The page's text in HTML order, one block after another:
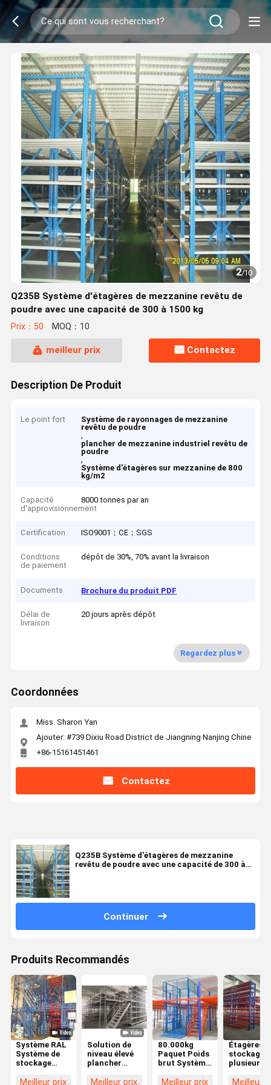
2/10
Q235B Système d'étagères de mezzanine revêtu de
poudre avec une capacité de 300 à 1500 kg
Prix：50 MOQ：10
meilleur prix Contactez
Description De Produit
Le point fort
Système de rayonnages de mezzanine
revêtu de poudre
,
plancher de mezzanine industriel revêtu de
poudre
,
Système d'étagères sur mezzanine de 800
kg/m2
Capacité
d'approvisionnement
8000 tonnes par an
Certification ISO9001；CE；SGS
Conditions
de paiement
dépôt de 30%, 70% avant la livraison
Documents Brochure du produit PDF
Délai de
livraison
20 jours après dépôt
Regardez plus
Coordonnées
Miss. Sharon Yan
Ajouter: #739 Dixiu Road District de Jiangning Nanjing Chine
+86-15161451461
Contactez
Q235B Système d'étagères de mezzanine
revêtu de poudre avec une capacité de 300 à
Continuer
Produits Recommandés
Système RAL
Système de
stockage
mézanine
Meilleur prix
Solution de
niveau élevé
plancher
niveaux avec
Meilleur prix
80.000kg
Paquet Poids
brut Système
mézanine
Meilleur prix
Étagères
stockage à
plusieurs
escaliers
Meilleur